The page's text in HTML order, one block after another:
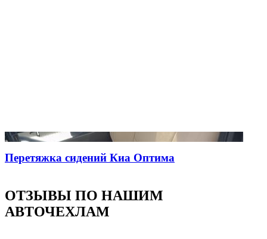
Перетяжка сидений Киа Оптима
ОТЗЫВЫ ПО НАШИМ
АВТОЧЕХЛАМ